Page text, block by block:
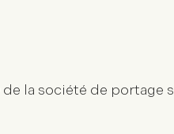
la société de portage